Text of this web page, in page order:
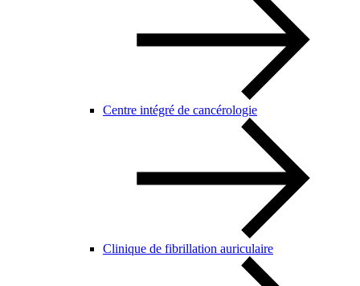
Centre intégré de cancérologie
Clinique de fibrillation auriculaire